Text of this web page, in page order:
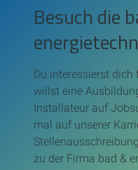
Besuch die
Du interessierst
willst eine
Installateur auf
mal auf unserer
zu der Firma bad &